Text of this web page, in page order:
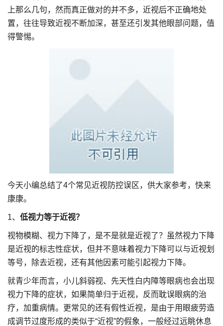
上那么几句，然而真正做对的并不多，近视后不正确地处
置，往往导致近视不断加深，甚至还引发其他眼部问题，值
得警惕。
今天小编总结了4个常见近视防控误区，供大家参考，快来
康康。
1、 低视力等于近视？
视物模糊、视力下降了，是不是就是近视了？虽然视力下降
是近视的标志性症状，但并不意味着视力下降可以与近视划
等号，除去近视，还有其他因素可能引起视力下降。
就青少年而言，小儿斜弱视、先天性白内障等眼病也会出现
视力下降的症状，如果简单归于近视，反而耽误眼病的治
疗，加重病情。更常见的还有假性近视，是由于用眼疲劳造
成调节过度形成的类似于“近视”的假象，一般经过远眺休息